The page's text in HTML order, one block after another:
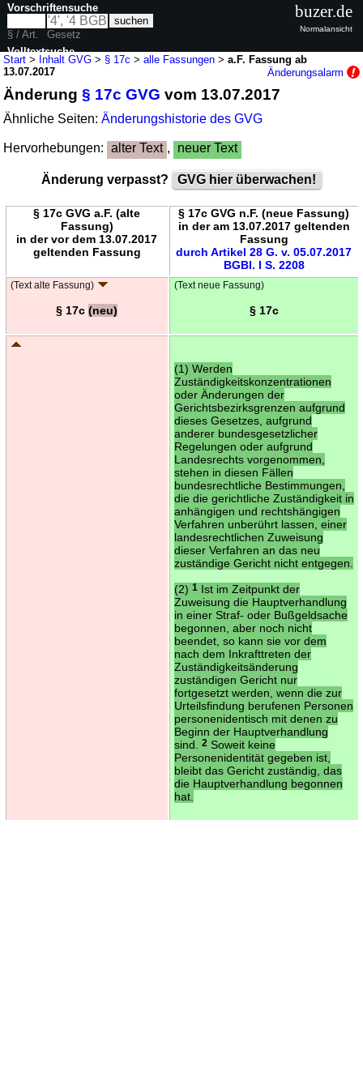
Start > Inhalt GVG > § 17c >alle Fassungen >a.F. Fassung ab
13.07.2017
Änderungsalarm
Änderung§ 17c GVG vom 13.07.2017
Ähnliche Seiten:Änderungshistorie des GVG
Hervorhebungen: alter Text , neuer Text
Änderung verpasst? GVG hier überwachen!
§ 17c GVG a.F. (alte
Fassung)
in der vor dem 13.07.2017
geltenden Fassung
§ 17c GVG n.F. (neue Fassung)
in der am 13.07.2017 geltenden
Fassung
durch Artikel 28 G. v. 05.07.2017
BGBl. I S. 2208
(Text alte Fassung)
§ 17c (neu)
(Text neue Fassung)
§ 17c
(1) Werden
Zuständigkeitskonzentrationen
oder Änderungen der
Gerichtsbezirksgrenzen aufgrund
dieses Gesetzes, aufgrund
anderer bundesgesetzlicher
Regelungen oder aufgrund
Landesrechts vorgenommen,
stehen in diesen Fällen
bundesrechtliche Bestimmungen,
die die gerichtliche Zuständigkeit in
anhängigen und rechtshängigen
Verfahren unberührt lassen, einer
landesrechtlichen Zuweisung
dieser Verfahren an das neu
zuständige Gericht nicht entgegen.
(2) 1Ist im Zeitpunkt der
Zuweisung die Hauptverhandlung
in einer Straf- oder Bußgeldsache
begonnen, aber noch nicht
beendet, so kann sie vor dem
nach dem Inkrafttreten der
Zuständigkeitsänderung
zuständigen Gericht nur
fortgesetzt werden, wenn die zur
Urteilsfindung berufenen Personen
personenidentisch mit denen zu
Beginn der Hauptverhandlung
sind.
2Soweit keine
Personenidentität gegeben ist,
bleibt das Gericht zuständig, das
die Hauptverhandlung begonnen
hat.
Vorschriftensuche
§ / Art.
Gesetz
Volltextsuche
buzer.de
Normalansicht